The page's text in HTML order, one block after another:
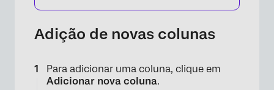
Adição de novas colunas
Para adicionar uma coluna, clique em
Adicionar nova coluna.